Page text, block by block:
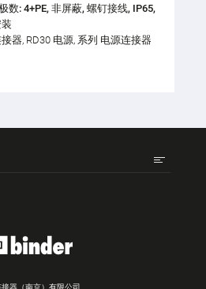
数: 4+PE, 非屏蔽, 螺钉接线, IP65,
器, RD30 电源, 系列 电源连接器